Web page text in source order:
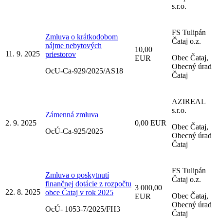
s.r.o.
11. 9. 2025
Zmluva o krátkodobom
nájme nebytových
priestorov
OcU-Ca-929/2025/AS18
10,00
EUR
FS Tulipán
Čataj o.z.
Obec Čataj,
Obecný úrad
Čataj
2. 9. 2025
Zámenná zmluva
OcÚ-Ca-925/2025
0,00 EUR
AZIREAL
s.r.o.
Obec Čataj,
Obecný úrad
Čataj
22. 8. 2025
Zmluva o poskytnutí
finančnej dotácie z rozpočtu
obce Čataj v rok 2025
OcÚ- 1053-7/2025/FH3
3 000,00
EUR
FS Tulipán
Čataj o.z.
Obec Čataj,
Obecný úrad
Čataj